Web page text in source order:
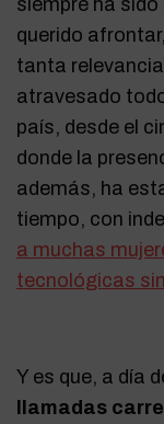
querido
tanta
atravesado
país, desde el
donde la
además, ha
tiempo, con
a muchas
tecnológicas
Y es que, a día
llamadas